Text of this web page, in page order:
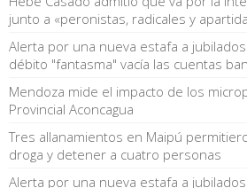
junto a «peronistas, radicales y
Alerta por una nueva estafa a
débito "fantasma" vacía las cuentas
Mendoza mide el impacto de los
Provincial Aconcagua
Tres allanamientos en Maipú
droga y detener a cuatro personas
Alerta por una nueva estafa a